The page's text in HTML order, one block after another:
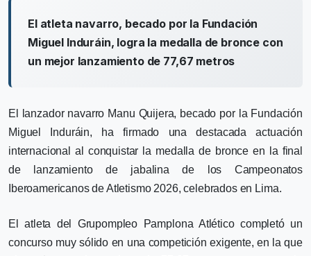
El atleta navarro, becado por la Fundación
Miguel Induráin, logra la medalla de bronce con
un mejor lanzamiento de 77,67 metros
El lanzador navarro Manu Quijera, becado por la Fundación
Miguel Induráin, ha firmado una destacada actuación
internacional al conquistar la medalla de bronce en la final
de lanzamiento de jabalina de los Campeonatos
Iberoamericanos de Atletismo 2026, celebrados en Lima.
El atleta del Grupompleo Pamplona Atlético completó un
concurso muy sólido en una competición exigente, en la que